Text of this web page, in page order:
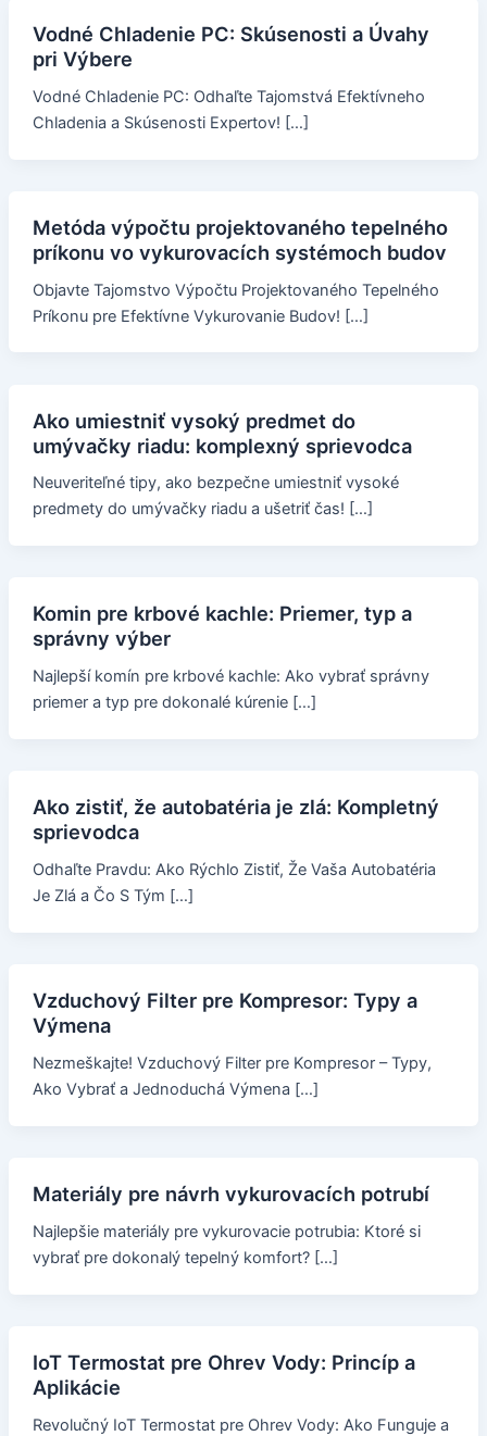
Vodné Chladenie PC: Skúsenosti a Úvahy
pri Výbere
Vodné Chladenie PC: Odhaľte Tajomstvá Efektívneho
Chladenia a Skúsenosti Expertov! […]
Metóda výpočtu projektovaného tepelného
príkonu vo vykurovacích systémoch budov
Objavte Tajomstvo Výpočtu Projektovaného Tepelného
Príkonu pre Efektívne Vykurovanie Budov! […]
Ako umiestniť vysoký predmet do
umývačky riadu: komplexný sprievodca
Neuveriteľné tipy, ako bezpečne umiestniť vysoké
predmety do umývačky riadu a ušetriť čas! […]
Komin pre krbové kachle: Priemer, typ a
správny výber
Najlepší komín pre krbové kachle: Ako vybrať správny
priemer a typ pre dokonalé kúrenie […]
Ako zistiť, že autobatéria je zlá: Kompletný
sprievodca
Odhaľte Pravdu: Ako Rýchlo Zistiť, Že Vaša Autobatéria
Je Zlá a Čo S Tým […]
Vzduchový Filter pre Kompresor: Typy a
Výmena
Nezmeškajte! Vzduchový Filter pre Kompresor – Typy,
Ako Vybrať a Jednoduchá Výmena […]
Materiály pre návrh vykurovacích potrubí
Najlepšie materiály pre vykurovacie potrubia: Ktoré si
vybrať pre dokonalý tepelný komfort? […]
IoT Termostat pre Ohrev Vody: Princíp a
Aplikácie
Revolučný IoT Termostat pre Ohrev Vody: Ako Funguje a